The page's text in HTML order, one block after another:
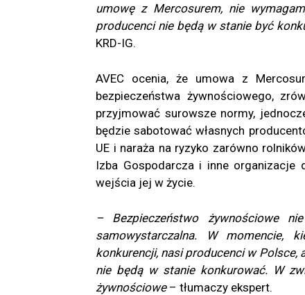
umowę z Mercosurem, nie
producenci nie będą w stanie być
KRD-IG.
AVEC ocenia, że umowa z
bezpieczeństwa żywnościowego,
przyjmować surowsze normy,
będzie sabotować własnych
UE i naraża na ryzyko zarówno
Izba Gospodarcza i inne organizacje
wejścia jej w życie.
– Bezpieczeństwo żywnościowe
samowystarczalna. W momencie,
konkurencji, nasi producenci w Polsce,
nie będą w stanie konkurować. W
żywnościowe – tłumaczy ekspert.